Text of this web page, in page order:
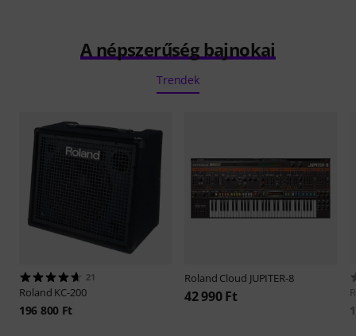
A népszerűség bajnokai
Trendek
21
Roland KC-200
196 800 Ft
Roland Cloud JUPITER-8
42 990 Ft